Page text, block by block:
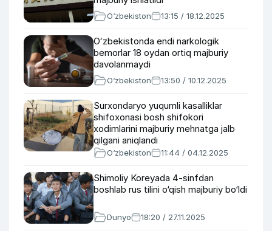
O‘zbekiston 13:15 / 18.12.2025
Oʻzbekistonda endi narkologik
bemorlar 18 oydan ortiq majburiy
davolanmaydi
O‘zbekiston 13:50 / 10.12.2025
Surxondaryo yuqumli kasalliklar
shifoxonasi bosh shifokori
xodimlarini majburiy mehnatga jalb
qilgani aniqlandi
O‘zbekiston 11:44 / 04.12.2025
Shimoliy Koreyada 4-sinfdan
boshlab rus tilini o‘qish majburiy bo‘ldi
Dunyo 18:20 / 27.11.2025